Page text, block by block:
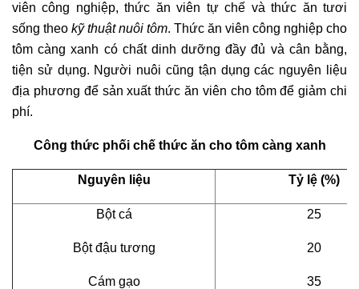
viên công nghiệp, thức ăn viên tự chế và thức ăn tươi
sống theo kỹ thuật nuôi tôm. Thức ăn viên công nghiệp cho
tôm càng xanh có chất dinh dưỡng đầy đủ và cân bằng,
tiện sử dụng. Người nuôi cũng tận dụng các nguyên liệu
địa phương để sản xuất thức ăn viên cho tôm để giảm chi
phí.
Công thức phối chế thức ăn cho tôm càng xanh
Nguyên liệu Tỷ lệ (%)
Bột cá
Bột đậu tương
Cám gạo
25
20
35